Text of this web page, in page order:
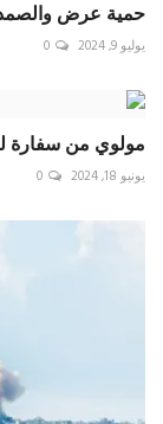
حمية عرض
يوليو 9, 2024 0
مولوي من سفارة
يونيو 18, 2024 0